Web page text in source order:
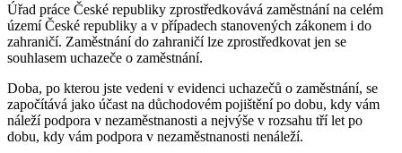
Úřad práce České republiky zprostředkovává zaměstnání na celém
území České republiky a v případech stanovených zákonem i do
zahraničí. Zaměstnání do zahraničí lze zprostředkovat jen se
souhlasem uchazeče o zaměstnání.
Doba, po kterou jste vedeni v evidenci uchazečů o zaměstnání, se
započítává jako účast na důchodovém pojištění po dobu, kdy vám
náleží podpora v nezaměstnanosti a nejvýše v rozsahu tří let po
dobu, kdy vám podpora v nezaměstnanosti nenáleží.